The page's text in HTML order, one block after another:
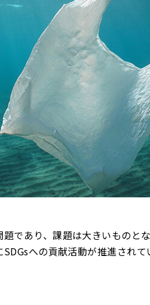
であり、課題は大きいものと
への貢献活動が推進されて